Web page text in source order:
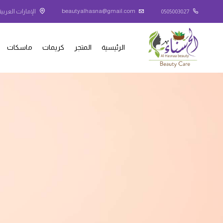
0505003027
beautyalhasna@gmail.com الإمارات
الرئيسية المتجر كريمات ماسكات